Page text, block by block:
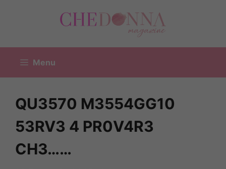
Menu
QU3570 M3554GG10
53RV3 4 PR0V4R3
CH3……